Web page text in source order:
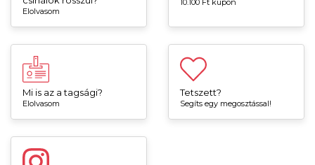
Elolvasom
10.100 Ft kupon
Mi is az a tagsági?
Elolvasom
Tetszett?
Segíts egy megosztással!